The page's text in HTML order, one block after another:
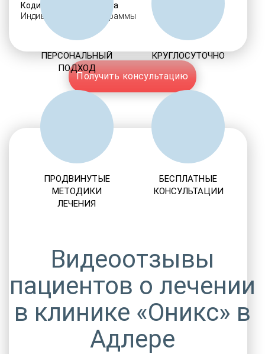
Кодировка алкоголизма
Индивидуальные программы
Получить консультацию
ПЕРСОНАЛЬНЫЙ
ПОДХОД
КРУГЛОСУТОЧНО
ПРОДВИНУТЫЕ
МЕТОДИКИ
ЛЕЧЕНИЯ
БЕСПЛАТНЫЕ
КОНСУЛЬТАЦИИ
Видеоотзывы
пациентов о лечении
в клинике «Оникс» в
Адлере